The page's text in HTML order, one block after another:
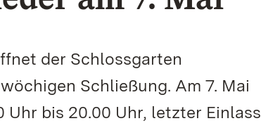
der Schlossgarten
Schließung. Am 7. Mai
bis 20.00 Uhr, letzter Einlass